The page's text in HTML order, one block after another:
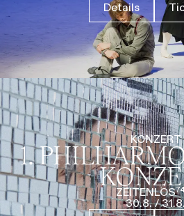
Details
KONZERT
1.
30.8. / 31.8.